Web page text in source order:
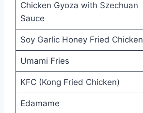
Chicken Gyoza with Szechuan
Sauce
Soy Garlic Honey Fried Chicken
Umami Fries
KFC (Kong Fried Chicken)
Edamame